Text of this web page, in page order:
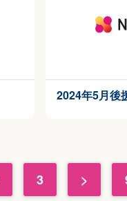
2024年5月後
3 >